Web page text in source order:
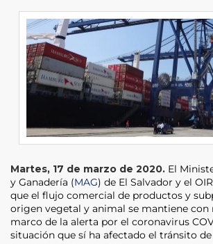
Martes, 17 de marzo de 2020. El
y Ganadería (MAG) de El Salvador y el
que el flujo comercial de productos y
origen vegetal y animal se mantiene con
marco de la alerta por el coronavirus
situación que sí ha afectado el tránsito